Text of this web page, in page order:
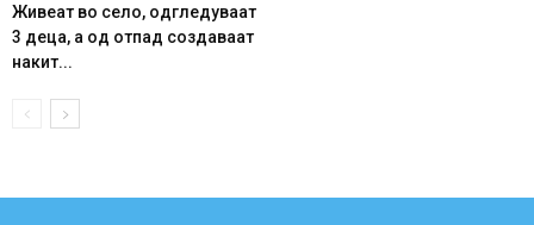
Живеат во село, одгледуваат
3 деца, а од отпад создаваат
накит...